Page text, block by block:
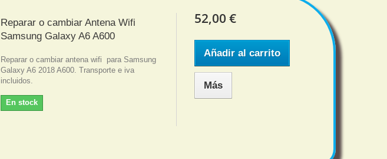
Reparar o cambiar Antena Wifi
Samsung Galaxy A6 A600
Reparar o cambiar antena wifi para Samsung
Galaxy A6 2018 A600. Transporte e iva
incluidos.
En stock
52,00 €
Añadir al carrito
Más